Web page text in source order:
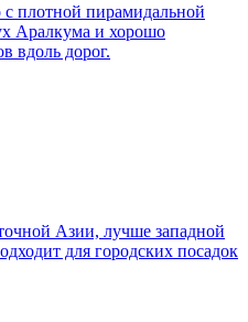
с плотной пирамидальной
Аралкума и хорошо
вдоль дорог.
Азии, лучше западной
для городских посадок